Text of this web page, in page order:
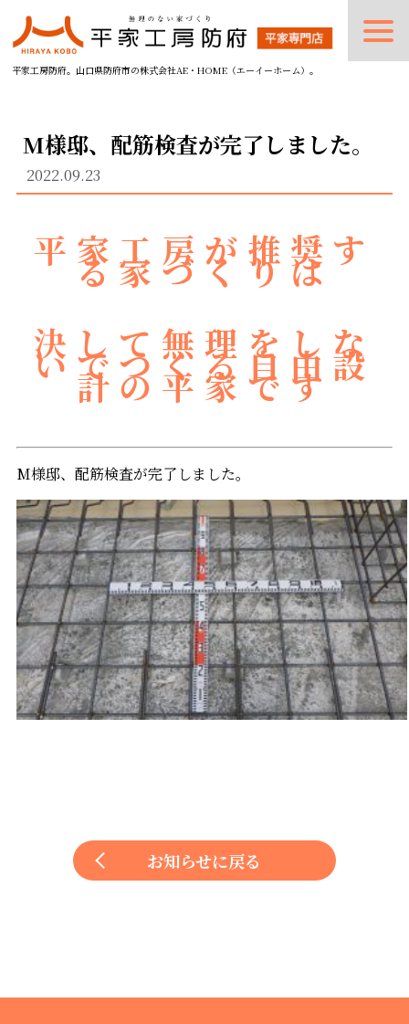
平家工房防府。山口県防府市の株式会社AE・HOME（エーイーホーム）。
M様邸、配筋検査が完了しました。
2022.09.23
平家工房が推奨す
る家づくりは
決して無理をしな
いでつくる自由設
計の平家です
M様邸、配筋検査が完了しました。
お知らせに戻る